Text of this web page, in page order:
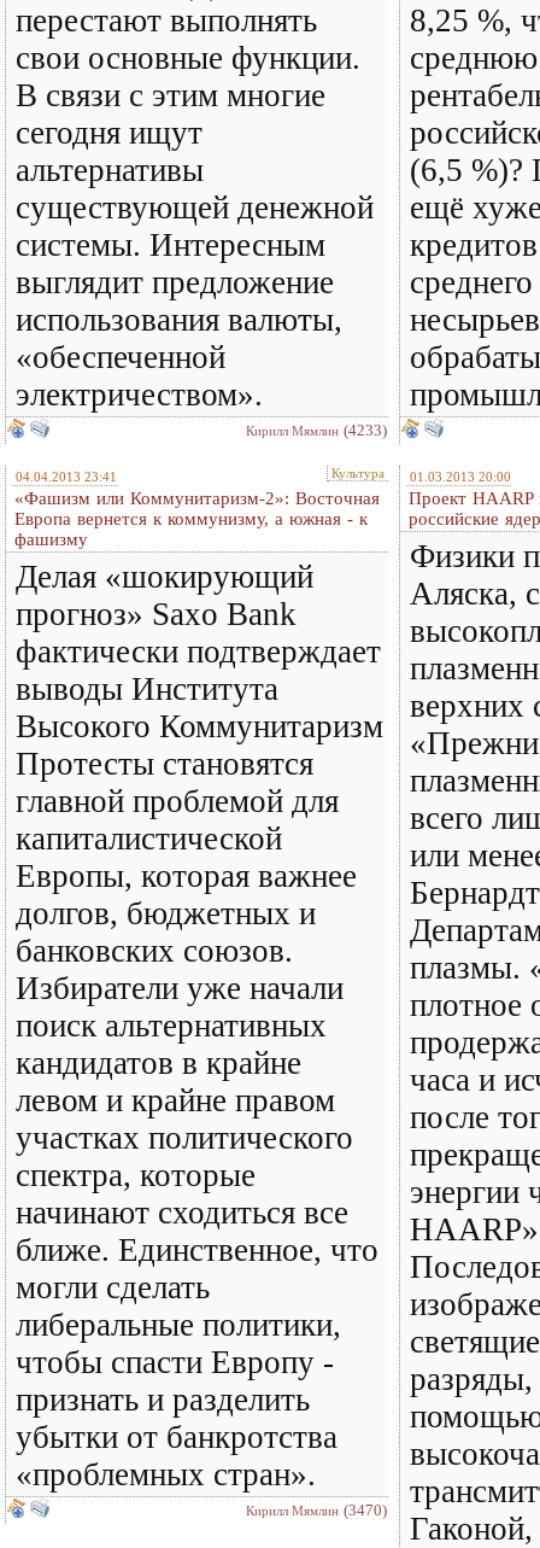
перестают выполнять
свои основные функции.
В связи с этим многие
сегодня ищут
альтернативы
существующей денежной
системы. Интересным
выглядит предложение
использования валюты,
«обеспеченной
электричеством».
Кирилл Мямлин (4233)
8,25 %,
(6,5 %)?
ещё
04.04.2013 23:41 Культура
«Фашизм или Коммунитаризм-2»: Восточная
Европа вернется к коммунизму, а южная - к
фашизму
Делая «шокирующий
прогноз» Saxo Bank
фактически подтверждает
выводы Института
Высокого Коммунитаризм
Протесты становятся
главной проблемой для
капиталистической
Европы, которая важнее
долгов, бюджетных и
банковских союзов.
Избиратели уже начали
поиск альтернативных
кандидатов в крайне
левом и крайне правом
участках политического
спектра, которые
начинают сходиться все
ближе. Единственное, что
могли сделать
либеральные политики,
чтобы спасти Европу -
признать и разделить
убытки от банкротства
«проблемных стран».
Кирилл Мямлин (3470)
01.03.2013 20:00
Проект HAARP
российские
Физики
Аляска,
верхних
всего
или
плазмы.
плотное
часа и
после
энергии